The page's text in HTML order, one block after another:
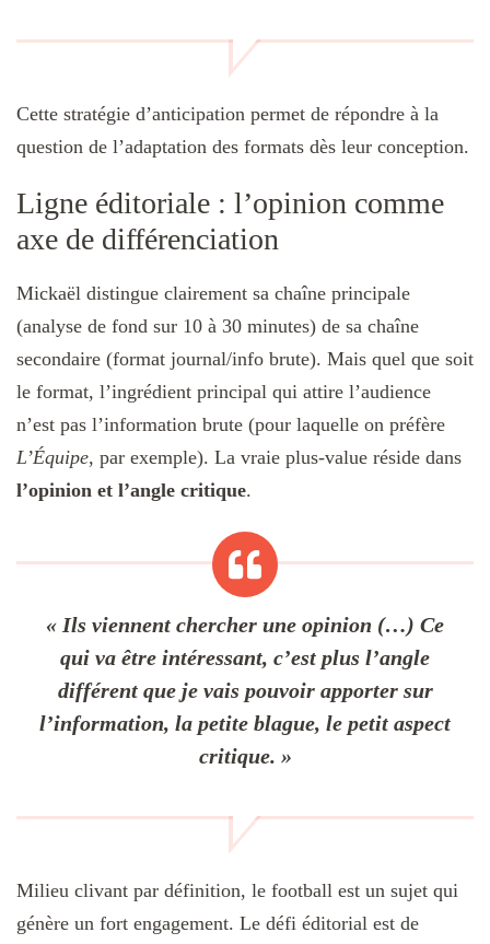
Cette stratégie d’anticipation permet de répondre à la
question de l’adaptation des formats dès leur conception.
Ligne éditoriale : l’opinion comme
axe de différenciation
Mickaël distingue clairement sa chaîne principale
(analyse de fond sur 10 à 30 minutes) de sa chaîne
secondaire (format journal/info brute). Mais quel que soit
le format, l’ingrédient principal qui attire l’audience
n’est pas l’information brute (pour laquelle on préfère
L’Équipe, par exemple). La vraie plus-value réside dans
l’opinion et l’angle critique.
« Ils viennent chercher une opinion (…) Ce
qui va être intéressant, c’est plus l’angle
différent que je vais pouvoir apporter sur
l’information, la petite blague, le petit aspect
critique. »
Milieu clivant par définition, le football est un sujet qui
génère un fort engagement. Le défi éditorial est de